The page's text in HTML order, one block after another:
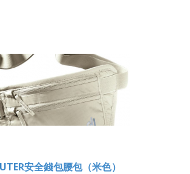
安全錢包腰包（米色）